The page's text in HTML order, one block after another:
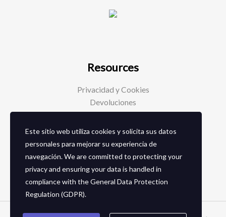
Resources
Privacidad y Cookies
Devoluciones
Social Media
Facebook
Instagram
Este sitio web utiliza cookies y solicita sus datos
personales para mejorar su experiencia de
navegación. We are committed to protecting your
privacy and ensuring your data is handled in
compliance with theGeneral Data Protection
Regulation (GDPR).